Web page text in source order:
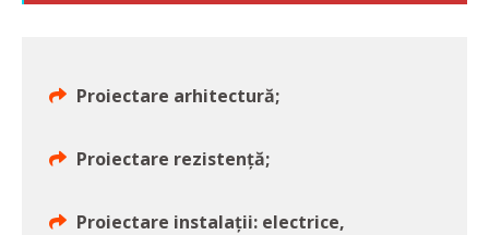
Proiectare arhitectură;
Proiectare rezistență;
Proiectare instalații: electrice,